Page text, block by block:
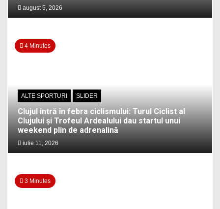
august 5, 2026
4 Minutes
ALTE SPORTURI SLIDER
Clujul intră în febra ciclismului: Turul Ciclist al
Clujului și Trofeul Ardealului dau startul unui
weekend plin de adrenalină
iulie 11, 2026
3 Minutes